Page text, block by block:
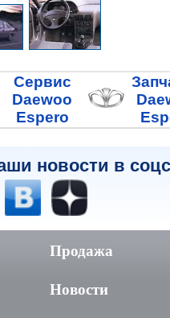
Сервис
Daewoo
Espero
новости в
Продажа
Новости